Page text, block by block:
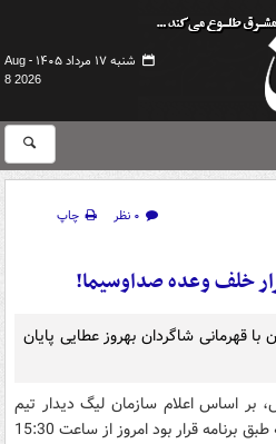
شنبه ۱۷ مرداد ۱۴۰۵ -
Aug
8 2026
۰ نظر
چاپ
خلف وعده صداوسیما!
با قهرمانی شاگردان بهروز عطایی پایان
بر اساس اعلام سازمان لیگ دیدار تیم
های سایپا البرز و کاله مازندران که طبق برنامه قرار بود امروز از ساعت 15:30